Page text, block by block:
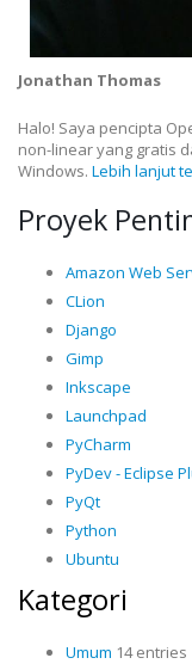
Jonathan Thomas
Halo! Saya pencipta
non-linear yang gratis
Windows. Lebih lanjut
Proyek
Amazon Web
CLion
Django
Gimp
Inkscape
Launchpad
PyCharm
PyDev - Eclipse
PyQt
Python
Ubuntu
Kategori
Umum 14 entries